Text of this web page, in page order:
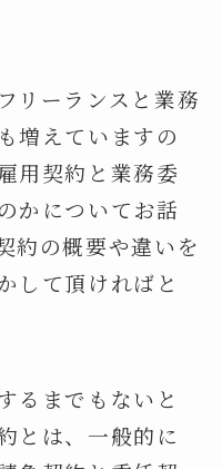
リーランスと業務
増えていますの
用契約と業務委
かについてお話
約の概要や違いを
して頂ければと
るまでもないと
とは、一般的に